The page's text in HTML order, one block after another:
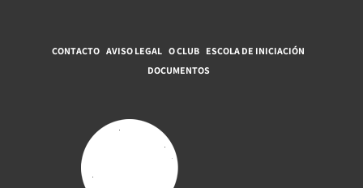
CONTACTO AVISO LEGAL O CLUB ESCOLA DE INICIACIÓN
DOCUMENTOS